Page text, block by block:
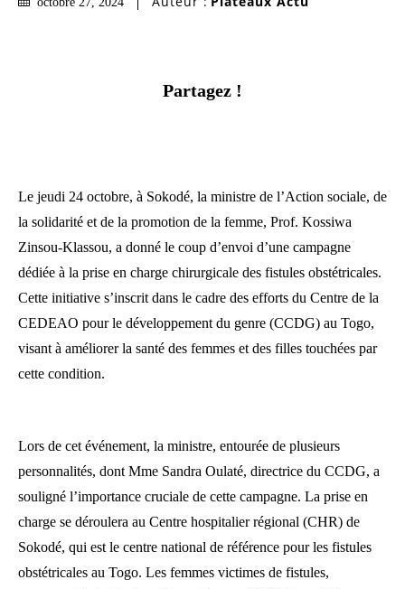
Partagez !
Le jeudi 24 octobre, à Sokodé, la ministre de l’Action sociale, de
la solidarité et de la promotion de la femme, Prof. Kossiwa
Zinsou-Klassou, a donné le coup d’envoi d’une campagne
dédiée à la prise en charge chirurgicale des fistules obstétricales.
Cette initiative s’inscrit dans le cadre des efforts du Centre de la
CEDEAO pour le développement du genre (CCDG) au Togo,
visant à améliorer la santé des femmes et des filles touchées par
cette condition.
Lors de cet événement, la ministre, entourée de plusieurs
personnalités, dont Mme Sandra Oulaté, directrice du CCDG, a
souligné l’importance cruciale de cette campagne. La prise en
charge se déroulera au Centre hospitalier régional (CHR) de
Sokodé, qui est le centre national de référence pour les fistules
obstétricales au Togo. Les femmes victimes de fistules,